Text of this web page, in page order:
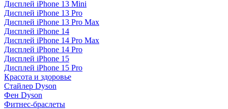
Дисплей iPhone 13 Mini
Дисплей iPhone 13 Pro
Дисплей iPhone 13 Pro Max
Дисплей iPhone 14
Дисплей iPhone 14 Pro Max
Дисплей iPhone 14 Pro
Дисплей iPhone 15
Дисплей iPhone 15 Pro
Красота и здоровье
Стайлер Dyson
Фен Dyson
Фитнес-браслеты